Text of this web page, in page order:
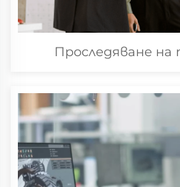
Проследяване